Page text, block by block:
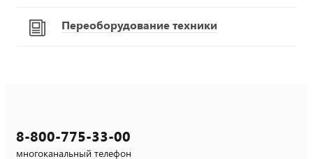
Переоборудование техники
8-800-775-33-00
многоканальный телефон